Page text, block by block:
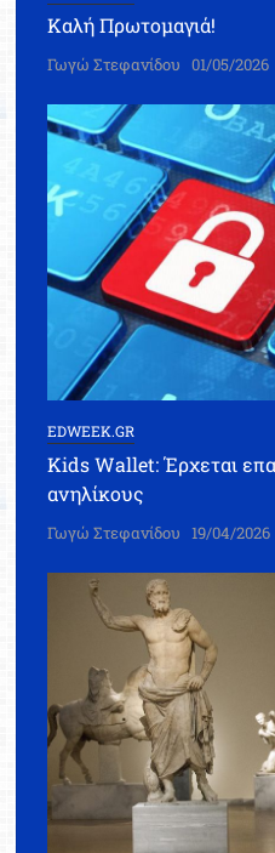
Καλή Πρωτομαγιά!
Γωγώ Στεφανίδου 01/05/2026
EDWEEK.GR
Kids Wallet: Έρχεται
ανηλίκους
Γωγώ Στεφανίδου 19/04/2026